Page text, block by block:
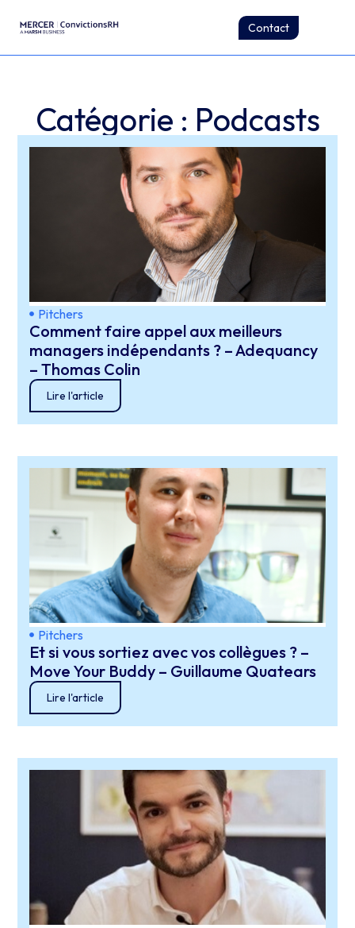
Contact
Catégorie : Podcasts
Pitchers
Comment faire appel aux meilleurs
managers indépendants ? – Adequancy
– Thomas Colin
Lire l'article
Pitchers
Et si vous sortiez avec vos collègues ? –
Move Your Buddy – Guillaume Quatears
Lire l'article